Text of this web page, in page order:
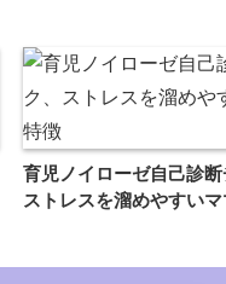
育児ノイローゼ自己診
ストレスを溜めやすい